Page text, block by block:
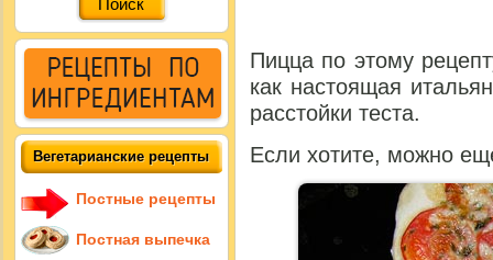
Пицца по этому
как настоящая
расстойки теста.
Если хотите, можно
Вегетарианские рецепты
Постные рецепты
Постная выпечка